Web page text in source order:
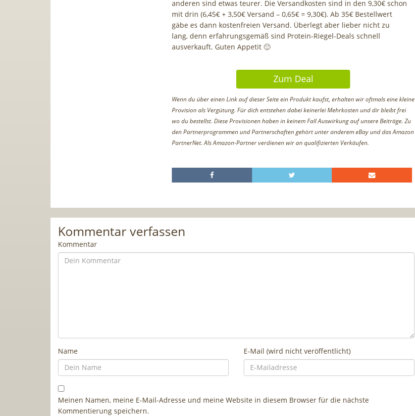
anderen sind etwas teurer. Die Versandkosten sind in den 9,30€ schon
mit drin (6,45€ + 3,50€ Versand – 0,65€ = 9,30€). Ab 35€ Bestellwert
gäbe es dann kostenfreien Versand. Überlegt aber lieber nicht zu
lang, denn erfahrungsgemäß sind Protein-Riegel-Deals schnell
ausverkauft. Guten Appetit 🙂
Zum Deal
Wenn du über einen Link auf dieser Seite ein Produkt kaufst, erhalten wir oftmals eine kleine
Provision als Vergütung. Für dich entstehen dabei keinerlei Mehrkosten und dir bleibt frei
wo du bestellst. Diese Provisionen haben in keinem Fall Auswirkung auf unsere Beiträge. Zu
den Partnerprogrammen und Partnerschaften gehört unter anderem eBay und das Amazon
PartnerNet. Als Amazon-Partner verdienen wir an qualifizierten Verkäufen.
Kommentar verfassen
Kommentar
Name E-Mail (wird nicht veröffentlicht)
Meinen Namen, meine E-Mail-Adresse und meine Website in diesem Browser für die nächste
Kommentierung speichern.